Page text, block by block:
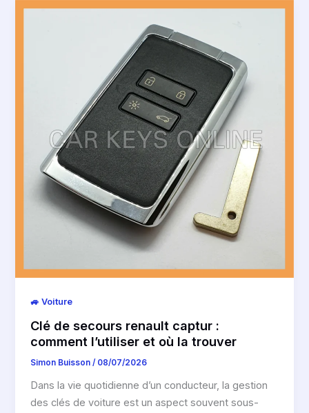
🚙 Voiture
Clé de secours renault captur :
comment l’utiliser et où la trouver
Simon Buisson/ 08/07/2026
Dans la vie quotidienne d’un conducteur, la gestion
des clés de voiture est un aspect souvent sous-